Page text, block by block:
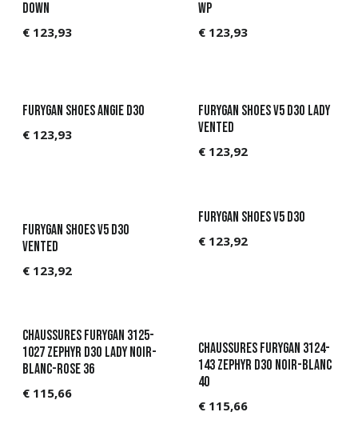
Down
€ 123,93
WP
€ 123,93
Furygan Shoes Angie D3O
€ 123,93
Furygan Shoes V5 D3O Lady
Vented
€ 123,92
Furygan Shoes V5 D3O
Vented
€ 123,92
Furygan Shoes V5 D3O
€ 123,92
Chaussures Furygan 3125-
1027 Zephyr D3O Lady Noir-
Blanc-Rose 36
€ 115,66
Chaussures Furygan 3124-
143 Zephyr D3O Noir-Blanc
40
€ 115,66